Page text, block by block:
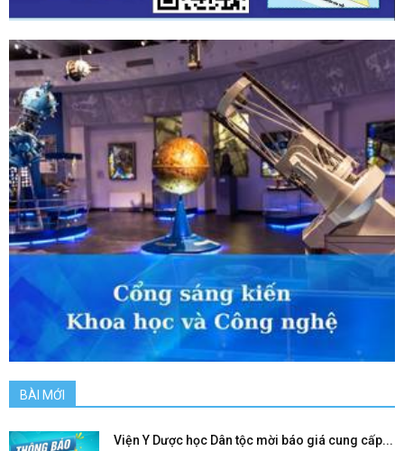
BÀI MỚI
Viện Y Dược học Dân tộc mời báo giá cung cấp...